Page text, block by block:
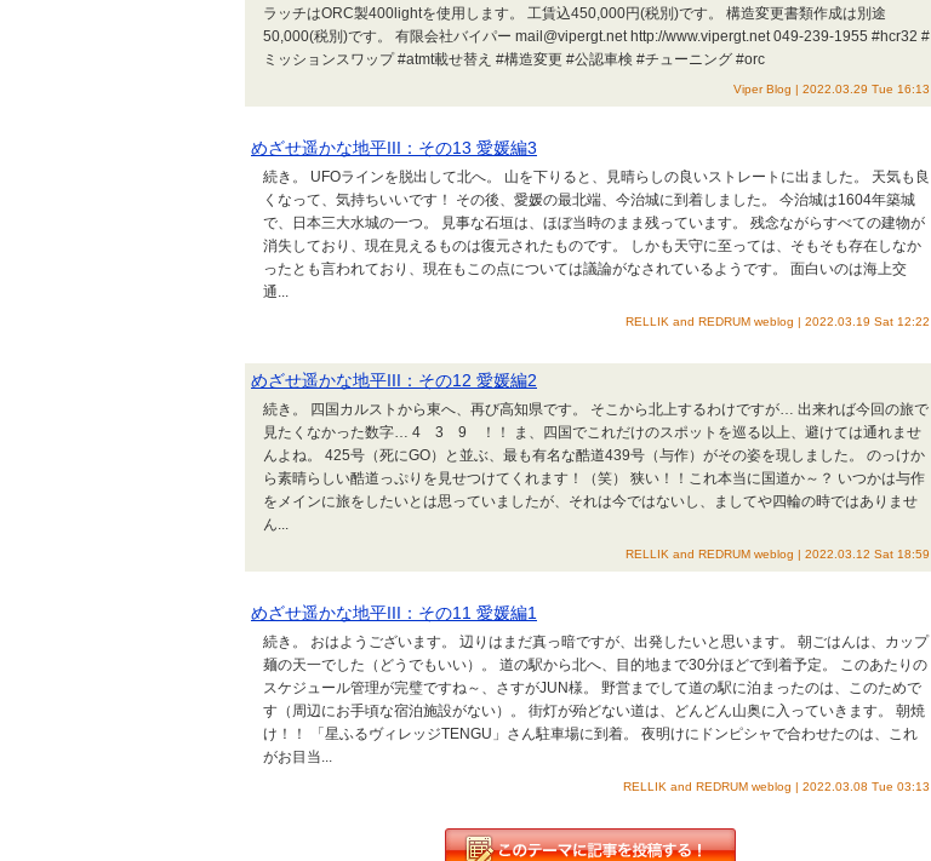
ラッチはORC製400lightを使用します。 工賃込450,000円(税別)です。 構造変更書類作成は別途
50,000(税別)です。 有限会社バイパー mail@vipergt.net http://www.vipergt.net 049-239-1955 #hcr32 #
ミッションスワップ #atmt載せ替え #構造変更 #公認車検 #チューニング #orc
Viper Blog | 2022.03.29 Tue 16:13
めざせ遥かな地平III：その13 愛媛編3
続き。 UFOラインを脱出して北へ。 山を下りると、見晴らしの良いストレートに出ました。 天気も良
くなって、気持ちいいです！ その後、愛媛の最北端、今治城に到着しました。 今治城は1604年築城
で、日本三大水城の一つ。 見事な石垣は、ほぼ当時のまま残っています。 残念ながらすべての建物が
消失しており、現在見えるものは復元されたものです。 しかも天守に至っては、そもそも存在しなか
ったとも言われており、現在もこの点については議論がなされているようです。 面白いのは海上交
通...
RELLIK and REDRUM weblog | 2022.03.19 Sat 12:22
めざせ遥かな地平III：その12 愛媛編2
続き。 四国カルストから東へ、再び高知県です。 そこから北上するわけですが… 出来れば今回の旅で
見たくなかった数字… 4 3 9 ！！ ま、四国でこれだけのスポットを巡る以上、避けては通れませ
んよね。 425号（死にGO）と並ぶ、最も有名な酷道439号（与作）がその姿を現しました。 のっけか
ら素晴らしい酷道っぷりを見せつけてくれます！（笑） 狭い！！これ本当に国道か～？ いつかは与作
をメインに旅をしたいとは思っていましたが、それは今ではないし、ましてや四輪の時ではありませ
ん...
RELLIK and REDRUM weblog | 2022.03.12 Sat 18:59
めざせ遥かな地平III：その11 愛媛編1
続き。 おはようございます。 辺りはまだ真っ暗ですが、出発したいと思います。 朝ごはんは、カップ
麺の天一でした（どうでもいい）。 道の駅から北へ、目的地まで30分ほどで到着予定。 このあたりの
スケジュール管理が完璧ですね～、さすがJUN様。 野営までして道の駅に泊まったのは、このためで
す（周辺にお手頃な宿泊施設がない）。 街灯が殆どない道は、どんどん山奥に入っていきます。 朝焼
け！！ 「星ふるヴィレッジTENGU」さん駐車場に到着。 夜明けにドンピシャで合わせたのは、これ
がお目当...
RELLIK and REDRUM weblog | 2022.03.08 Tue 03:13